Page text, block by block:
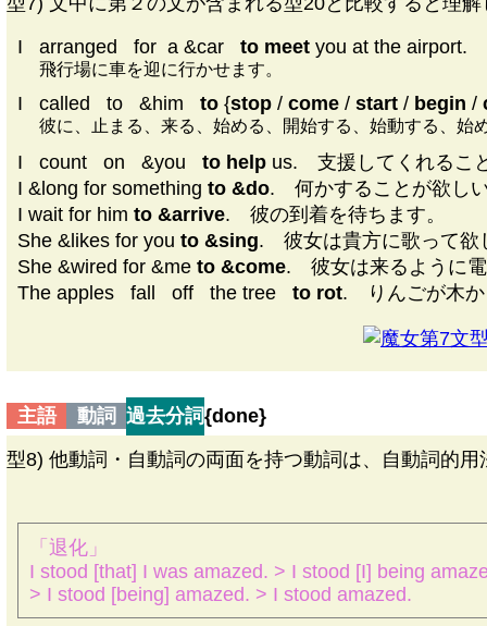
I
arranged for a &car to meet you at the airport.
飛行場に車を迎に行かせます。
I called to &him to {stop / come / start / begin /
彼に、止まる、来る、始める、開始する、始動する、始
I count on &you to help us. 支援してくれるこ
I &long for something to &do. 何かすることが欲し
I wait for him to &arrive. 彼の到着を待ちます。
She &likes for you to &sing. 彼女は貴方に歌って欲
She &wired for &me to &come. 彼女は来るように
The apples
fall off the tree to rot. りんごが木か
第7文
主語 動詞 過去分詞{done}
型8) 他動詞・自動詞の両面を持つ動詞は、自動詞的
「退化」
I stood [that] I was amazed. > I stood [I] being
> I stood [being] amazed. > I stood amazed.